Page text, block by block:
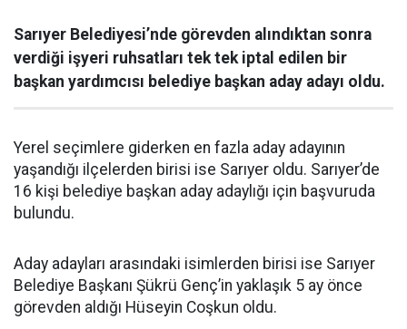
Sarıyer Belediyesi’nde görevden alındıktan sonra
verdiği işyeri ruhsatları tek tek iptal edilen bir
başkan yardımcısı belediye başkan aday adayı oldu.
Yerel seçimlere giderken en fazla aday adayının
yaşandığı ilçelerden birisi ise Sarıyer oldu. Sarıyer’de
16 kişi belediye başkan aday adaylığı için başvuruda
bulundu.
Aday adayları arasındaki isimlerden birisi ise Sarıyer
Belediye Başkanı Şükrü Genç’in yaklaşık 5 ay önce
görevden aldığı Hüseyin Coşkun oldu.